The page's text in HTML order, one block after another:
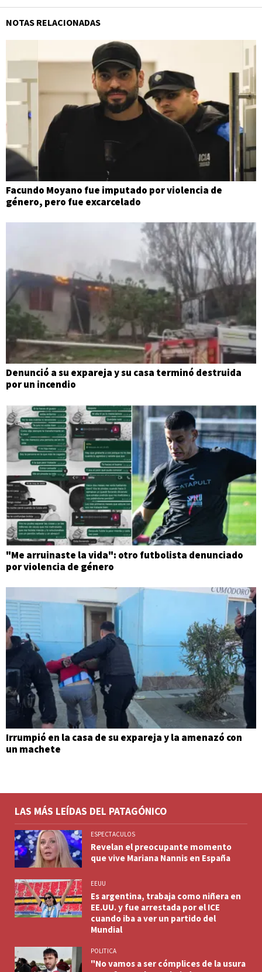
NOTAS RELACIONADAS
Facundo Moyano fue imputado por violencia de
género, pero fue excarcelado
Denunció a su expareja y su casa terminó destruida
por un incendio
"Me arruinaste la vida": otro futbolista denunciado
por violencia de género
Irrumpió en la casa de su expareja y la amenazó con
un machete
LAS MÁS LEÍDAS DEL PATAGÓNICO
ESPECTACULOS
Revelan el preocupante momento
que vive Mariana Nannis en España
EEUU
Es argentina, trabaja como niñera en
EE.UU. y fue arrestada por el ICE
cuando iba a ver un partido del
Mundial
POLITICA
"No vamos a ser cómplices de la usura